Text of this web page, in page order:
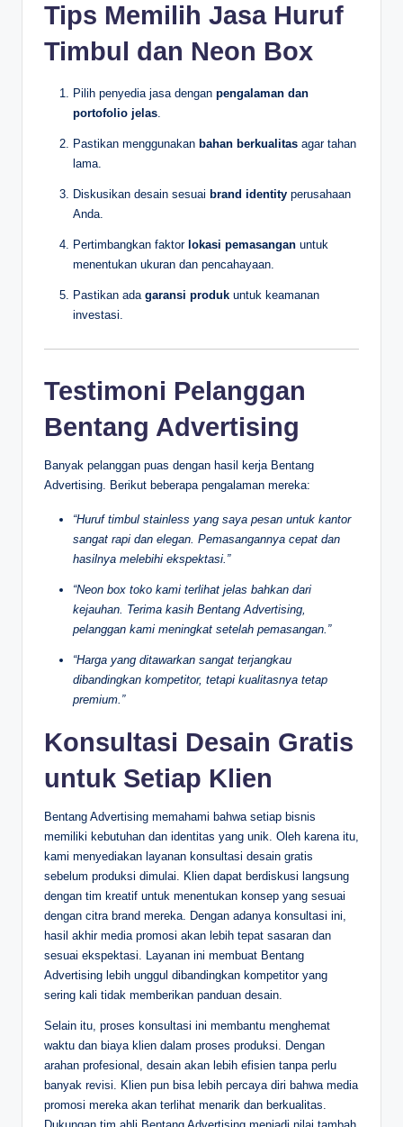
Tips Memilih Jasa Huruf
Timbul dan Neon Box
Pilih penyedia jasa dengan pengalaman dan
portofolio jelas.
Pastikan menggunakan bahan berkualitas agar tahan
lama.
Diskusikan desain sesuai brand identity perusahaan
Anda.
Pertimbangkan faktor lokasi pemasangan untuk
menentukan ukuran dan pencahayaan.
Pastikan ada garansi produk untuk keamanan
investasi.
Testimoni Pelanggan
Bentang Advertising
Banyak pelanggan puas dengan hasil kerja Bentang
Advertising. Berikut beberapa pengalaman mereka:
“Huruf timbul stainless yang saya pesan untuk kantor
sangat rapi dan elegan. Pemasangannya cepat dan
hasilnya melebihi ekspektasi.”
“Neon box toko kami terlihat jelas bahkan dari
kejauhan. Terima kasih Bentang Advertising,
pelanggan kami meningkat setelah pemasangan.”
“Harga yang ditawarkan sangat terjangkau
dibandingkan kompetitor, tetapi kualitasnya tetap
premium.”
Konsultasi Desain Gratis
untuk Setiap Klien
Bentang Advertising memahami bahwa setiap bisnis
memiliki kebutuhan dan identitas yang unik. Oleh karena itu,
kami menyediakan layanan konsultasi desain gratis
sebelum produksi dimulai. Klien dapat berdiskusi langsung
dengan tim kreatif untuk menentukan konsep yang sesuai
dengan citra brand mereka. Dengan adanya konsultasi ini,
hasil akhir media promosi akan lebih tepat sasaran dan
sesuai ekspektasi. Layanan ini membuat Bentang
Advertising lebih unggul dibandingkan kompetitor yang
sering kali tidak memberikan panduan desain.
Selain itu, proses konsultasi ini membantu menghemat
waktu dan biaya klien dalam proses produksi. Dengan
arahan profesional, desain akan lebih efisien tanpa perlu
banyak revisi. Klien pun bisa lebih percaya diri bahwa media
promosi mereka akan terlihat menarik dan berkualitas.